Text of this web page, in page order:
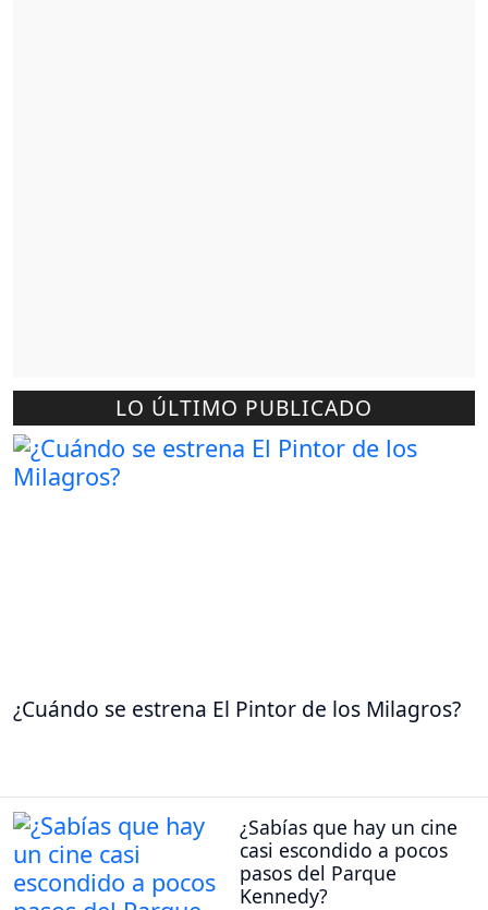
LO ÚLTIMO PUBLICADO
¿Cuándo se estrena El Pintor de los Milagros?
¿Sabías que hay un cine
casi escondido a pocos
pasos del Parque
Kennedy?